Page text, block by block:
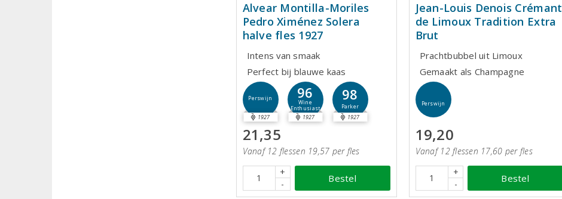
Alvear Montilla-Moriles
Pedro Ximénez Solera
halve fles 1927
Intens van smaak
Perfect bij blauwe kaas
Perswijn
1927
96
Wine
Enthusiast
1927
98
Parker
1927
21,35
Vanaf 12 flessen 19,57 per fles
+
-
Bestel
Jean-Louis Denois Crémant
de Limoux Tradition Extra
Brut
Prachtbubbel uit Limoux
Gemaakt als Champagne
Perswijn
19,20
Vanaf 12 flessen 17,60 per fles
+
-
Bestel